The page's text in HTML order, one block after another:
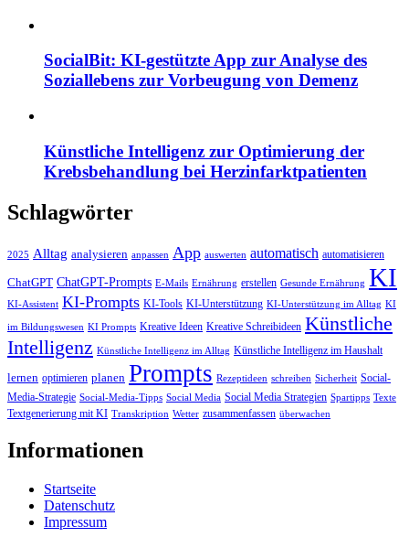
SocialBit: KI-gestützte App zur Analyse des
Soziallebens zur Vorbeugung von Demenz
Künstliche Intelligenz zur Optimierung der
Krebsbehandlung bei Herzinfarktpatienten
Schlagwörter
2025 Alltag analysieren anpassen App auswerten automatisch automatisieren
ChatGPT ChatGPT-Prompts E-Mails Ernährung erstellen Gesunde Ernährung KI
KI-Assistent KI-Prompts KI-Tools KI-Unterstützung KI-Unterstützung im Alltag KI
im Bildungswesen KI Prompts Kreative Ideen Kreative Schreibideen Künstliche
Intelligenz Künstliche Intelligenz im Alltag Künstliche Intelligenz im Haushalt
lernen optimieren planen Prompts Rezeptideen schreiben Sicherheit Social-
Media-Strategie Social-Media-Tipps Social Media Social Media Strategien Spartipps Texte
Textgenerierung mit KI Transkription Wetter zusammenfassen überwachen
Informationen
Startseite
Datenschutz
Impressum